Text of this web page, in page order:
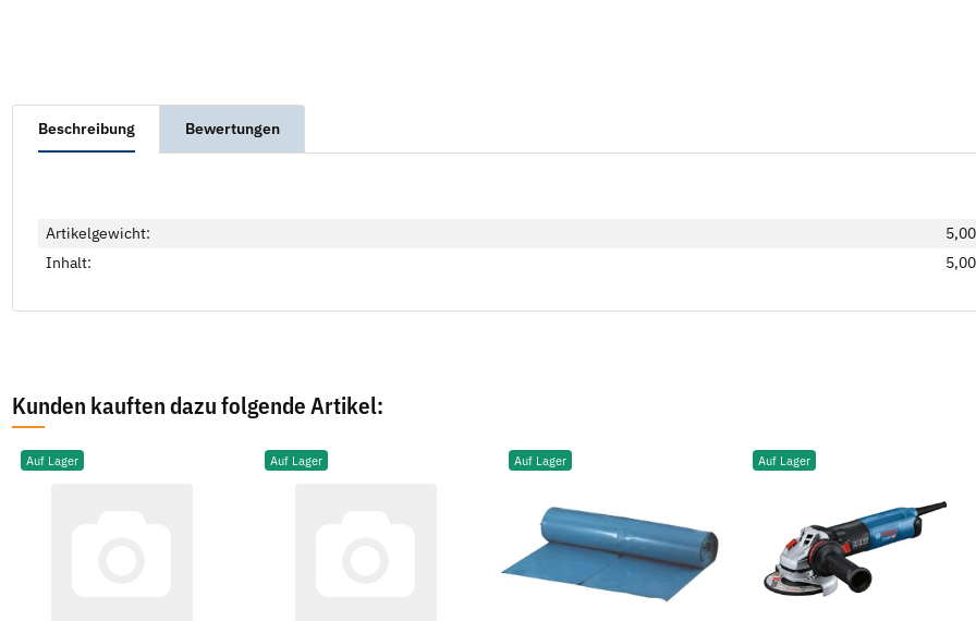
Beschreibung Bewertungen
Artikelgewicht: 5,00
Inhalt:
Kunden kauften dazu folgende Artikel:
Auf Lager Auf Lager Auf Lager Auf Lager